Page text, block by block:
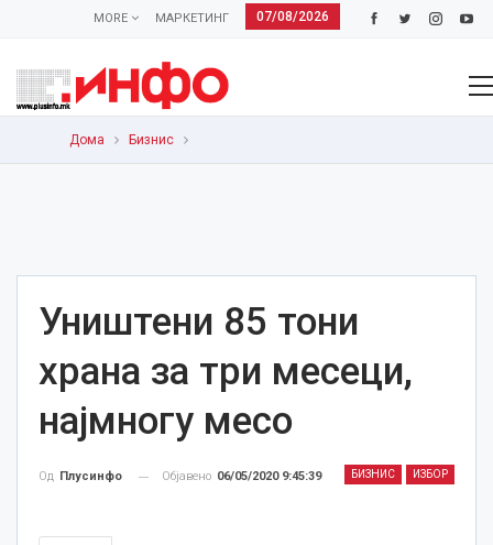
07/08/2026
МАРКЕТИНГ
MORE
Дома Бизнис
Уништени 85 тони
храна за три месеци,
најмногу месо
БИЗНИС ИЗБОР
Од Плусинфо Објавено 06/05/2020 9:45:39